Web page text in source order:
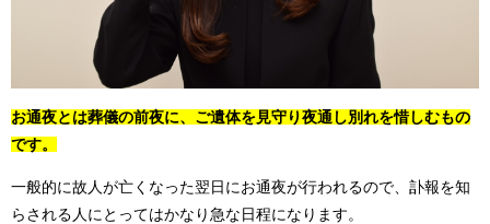
お通夜とは葬儀の前夜に、ご遺体を見守り夜通し別れを惜しむもの
です。
一般的に故人が亡くなった翌日にお通夜が行われるので、訃報を知
らされる人にとってはかなり急な日程になります。